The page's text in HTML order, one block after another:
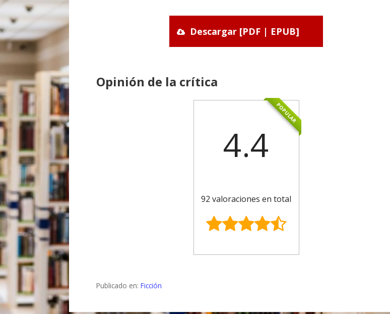
Descargar [PDF | EPUB]
Opinión de la crítica
POPULAR
4.4
92 valoraciones en total
Publicado en:Ficción